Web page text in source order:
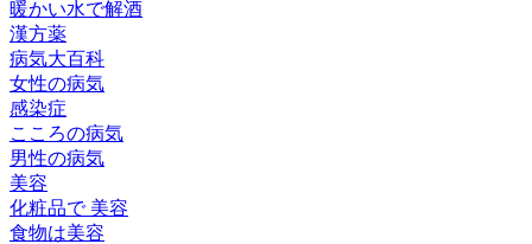
暖かい水で解酒
漢方薬
病気大百科
女性の病気
感染症
こころの病気
男性の病気
美容
化粧品で 美容
食物は美容